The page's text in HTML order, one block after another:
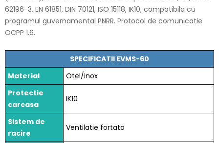
62196-3, EN 61851, DIN 70121, ISO 15118, IK10, compatibila cu
programul guvernamental PNRR. Protocol de comunicatie
OCPP 1.6.
SPECIFICATII EVMS-60
Material
Otel/inox
Protectie
carcasa
IK10
Sistem de
racire
Ventilatie fortata